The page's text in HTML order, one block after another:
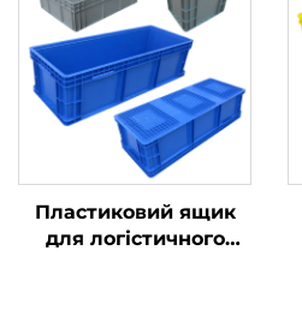
Пластиковий ящик
для логістичного